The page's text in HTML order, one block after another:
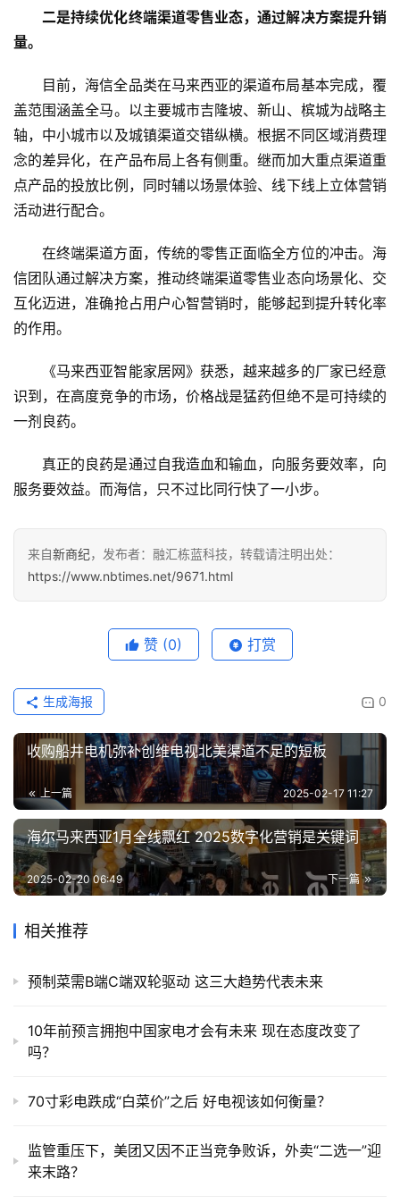
二是持续优化终端渠道零售业态，通过解决方案提升销
量。
目前，海信全品类在马来西亚的渠道布局基本完成，覆
盖范围涵盖全马。以主要城市吉隆坡、新山、槟城为战略主
轴，中小城市以及城镇渠道交错纵横。根据不同区域消费理
念的差异化，在产品布局上各有侧重。继而加大重点渠道重
点产品的投放比例，同时辅以场景体验、线下线上立体营销
活动进行配合。
在终端渠道方面，传统的零售正面临全方位的冲击。海
信团队通过解决方案，推动终端渠道零售业态向场景化、交
互化迈进，准确抢占用户心智营销时，能够起到提升转化率
的作用。
《马来西亚智能家居网》获悉，越来越多的厂家已经意
识到，在高度竞争的市场，价格战是猛药但绝不是可持续的
一剂良药。
真正的良药是通过自我造血和输血，向服务要效率，向
服务要效益。而海信，只不过比同行快了一小步。
来自新商纪，发布者：融汇栋蓝科技，转载请注明出处：
https://www.nbtimes.net/9671.html
赞 (0) 打赏
0
生成海报
收购船井电机弥补创维电视北美渠道不足的短板
上一篇 2025-02-17 11:27
海尔马来西亚1月全线飘红 2025数字化营销是关键词
下一篇
2025-02-20 06:49
相关推荐
预制菜需B端C端双轮驱动 这三大趋势代表未来
10年前预言拥抱中国家电才会有未来 现在态度改变了
吗？
70寸彩电跌成“白菜价”之后 好电视该如何衡量？
监管重压下，美团又因不正当竞争败诉，外卖“二选一”迎
来末路？